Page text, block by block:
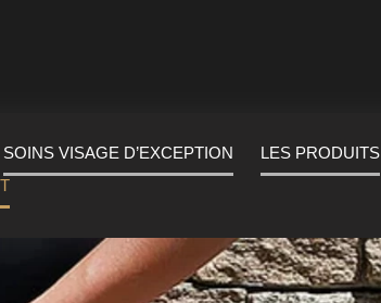
SOINS VISAGE D’EXCEPTION LES PRODUITS